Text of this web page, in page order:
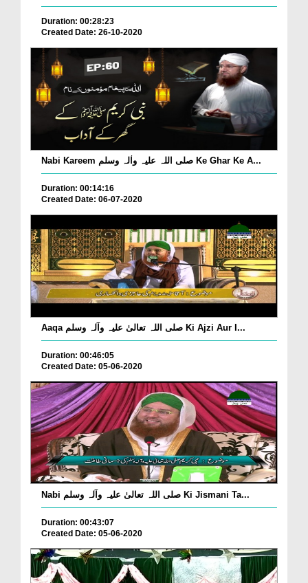
Duration: 00:28:23
Created Date: 26-10-2020
Nabi Kareem صلی اللہ علیہ واٰلہ وسلم Ke Ghar Ke A...
Duration: 00:14:16
Created Date: 06-07-2020
Aaqa صلی اللہ تعالیٰ علیہ وآلہ وسلم Ki Ajzi Aur I...
Duration: 00:46:05
Created Date: 05-06-2020
Nabi صلی اللہ تعالیٰ علیہ وآلہ وسلم Ki Jismani Ta...
Duration: 00:43:07
Created Date: 05-06-2020